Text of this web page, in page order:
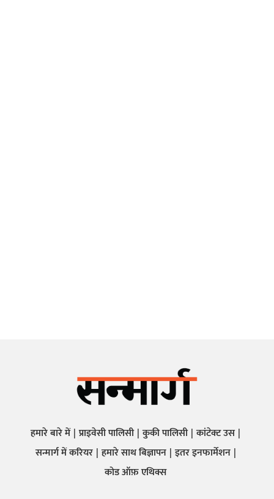
हमारे बारे में प्राइवेसी पालिसी कुकी पालिसी कांटेक्ट उस
सन्मार्ग में करियर हमारे साथ बिज्ञापन इतर इनफार्मेशन
कोड ऑफ़ एथिक्स